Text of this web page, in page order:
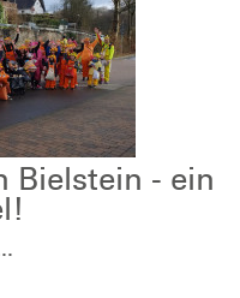
Bielstein - ein